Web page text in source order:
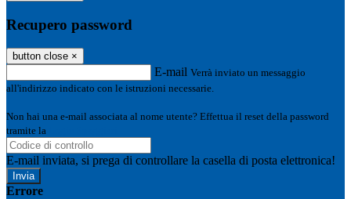
Recupero password
button close ×
E-mail Verrà inviato un messaggio
all'indirizzo indicato con le istruzioni necessarie.
Non hai una e-mail associata al nome utente? Effettua il reset della password
tramite la
E-mail inviata, si prega di controllare la casella di posta elettronica!
Errore